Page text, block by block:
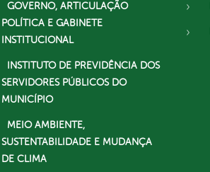
GOVERNO, ARTICULAÇÃO
POLÍTICA E GABINETE
INSTITUCIONAL
INSTITUTO DE PREVIDÊNCIA DOS
SERVIDORES PÚBLICOS DO
MUNICÍPIO
MEIO AMBIENTE,
SUSTENTABILIDADE E MUDANÇA
DE CLIMA